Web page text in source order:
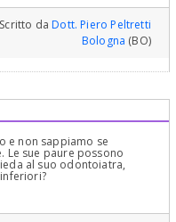
Scritto daDott. Piero Peltretti
Bologna (BO)
e non sappiamo se
Le sue paure possono
al suo odontoiatra,